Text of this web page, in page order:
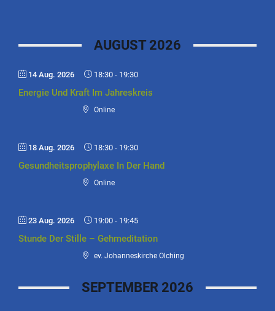
AUGUST 2026
14 Aug. 2026 18:30 - 19:30
Energie Und Kraft Im Jahreskreis
Online
18 Aug. 2026 18:30 - 19:30
Gesundheitsprophylaxe In Der Hand
Online
23 Aug. 2026 19:00 - 19:45
Stunde Der Stille – Gehmeditation
ev. Johanneskirche Olching
SEPTEMBER 2026